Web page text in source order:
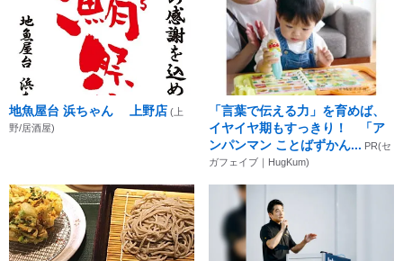
地魚屋台 浜ちゃん 上野店 (上
野/居酒屋)
「言葉で伝える力」を育めば、
イヤイヤ期もすっきり！ 「ア
ンパンマン ことばずかん... PR(セ
ガフェイブ｜HugKum)